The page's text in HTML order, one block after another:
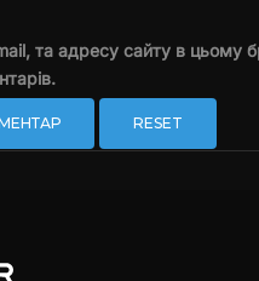
та адресу сайту в цьому
RESET